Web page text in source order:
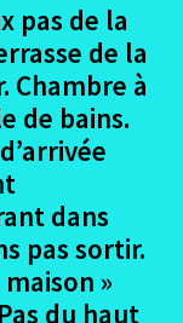
pas de la
de la
Chambre à
de bains.
dans
pas sortir.
»
du haut